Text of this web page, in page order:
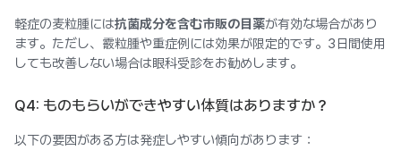
軽症の麦粒腫には抗菌成分を含む市販の目薬が有効な場合があり
ます。ただし、霰粒腫や重症例には効果が限定的です。3日間使用
しても改善しない場合は眼科受診をお勧めします。
Q4: ものもらいができやすい体質はありますか？
以下の要因がある方は発症しやすい傾向があります：